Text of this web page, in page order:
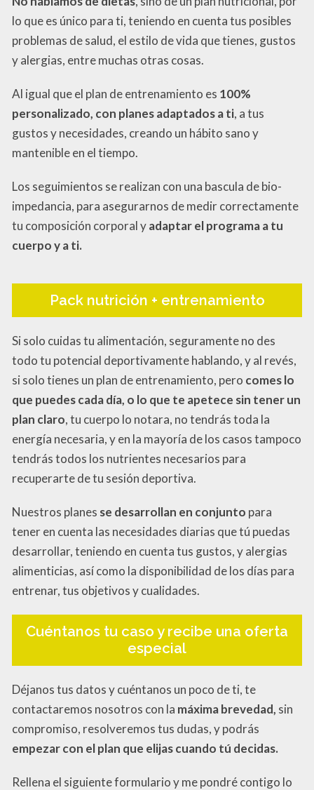
lo que es único para ti, teniendo en cuenta tus posibles
problemas de salud, el estilo de vida que tienes, gustos
y alergias, entre muchas otras cosas.
Al igual que el plan de entrenamiento es 100%
personalizado, con planes adaptados a ti, a tus
gustos y necesidades, creando un hábito sano y
mantenible en el tiempo.
Los seguimientos se realizan con una bascula de bio-
impedancia, para asegurarnos de medir correctamente
tu composición corporal yadaptar el programa a tu
cuerpo y a ti.
Pack nutrición + entrenamiento
Si solo cuidas tu alimentación, seguramente no des
todo tu potencial deportivamente hablando, y al revés,
si solo tienes un plan de entrenamiento, pero comes lo
que puedes cada día, o lo que te apetece sin tener un
plan claro, tu cuerpo lo notara, no tendrás toda la
energía necesaria, y en la mayoría de los casos tampoco
tendrás todos los nutrientes necesarios para
recuperarte de tu sesión deportiva.
Nuestros planes se desarrollan en conjunto para
tener en cuenta las necesidades diarias que tú puedas
desarrollar, teniendo en cuenta tus gustos, y alergias
alimenticias, así como la disponibilidad de los días para
entrenar, tus objetivos y cualidades.
Cuéntanos tu caso y recibe una oferta
especial
Déjanos tus datos y cuéntanos un poco de ti, te
contactaremos nosotros con la máxima brevedad, sin
compromiso, resolveremos tus dudas, y podrás
empezar con el plan que elijas cuando tú decidas.
Rellena el siguiente formulario y me pondré contigo lo